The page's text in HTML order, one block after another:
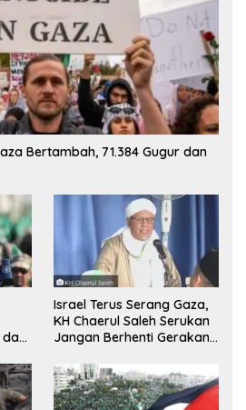
Bertambah, 71.384 Gugur dan
dan
Israel Terus Serang Gaza,
KH Chaerul Saleh Serukan
Jangan Berhenti Gerakan